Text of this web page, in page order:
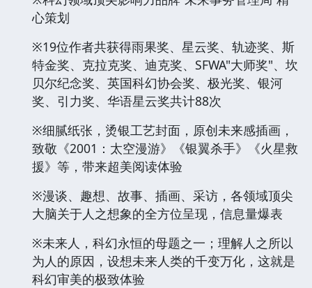
心策划
※19位作者共获得雨果奖、星云奖、轨迹奖、斯
特金奖、克拉克奖、迪克奖、SFWA"大师奖"、坎
贝尔纪念奖、英国科幻协会奖、极光奖、银河
奖、引力奖、华语星云奖共计88次
※细腻纸张，烫银工艺封面，原创未来感插画，
致敬《2001：太空漫游》《银翼杀手》《火星救
援》等，带来超美阅读体验
※漫谈、趣想、故事、插画、采访，各领域顶尖
大脑关于人之想象的全方位呈现，信息量爆表
※未来人，科幻永恒的母题之一；理解人之所以
为人的原因，设想未来人类的千变万化，这就是
科幻审美的极致体验